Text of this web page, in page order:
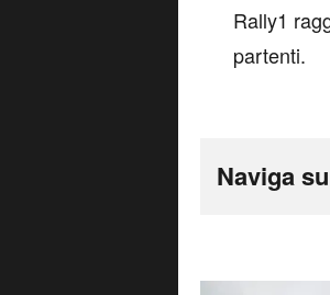
Rally1
partenti.
Naviga